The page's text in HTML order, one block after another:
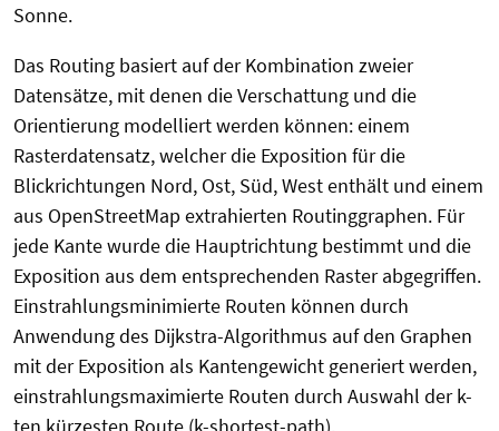
Sonne.
Das Routing basiert auf der Kombination zweier
Datensätze, mit denen die Verschattung und die
Orientierung modelliert werden können: einem
Rasterdatensatz, welcher die Exposition für die
Blickrichtungen Nord, Ost, Süd, West enthält und einem
aus OpenStreetMap extrahierten Routinggraphen. Für
jede Kante wurde die Hauptrichtung bestimmt und die
Exposition aus dem entsprechenden Raster abgegriffen.
Einstrahlungsminimierte Routen können durch
Anwendung des Dijkstra-Algorithmus auf den Graphen
mit der Exposition als Kantengewicht generiert werden,
einstrahlungsmaximierte Routen durch Auswahl der k-